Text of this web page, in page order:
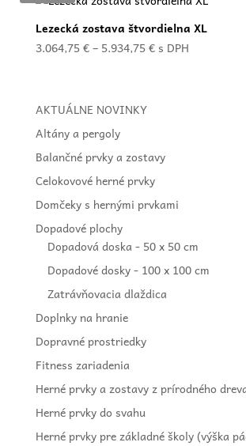
Lezecká zostava štvordielna XL
3.064,75€– 5.934,75€Price
s DPH
AKTUÁLNE NOVINKY
Altány a pergoly
Balančné prvky a zostavy
Celokovové herné prvky
Domčeky s hernými prvkami
Dopadové plochy
Dopadová doska - 50 x 50 cm
Dopadové dosky - 100 x 100 cm
Zatrávňovacia dlaždica
Doplnky na hranie
Dopravné prostriedky
Fitness zariadenia
Herné prvky a zostavy z prírodného
Herné prvky do svahu
Herné prvky pre základné školy (výška